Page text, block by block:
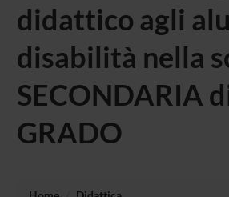
didattico agli
disabilità nella
SECONDARIA
GRADO